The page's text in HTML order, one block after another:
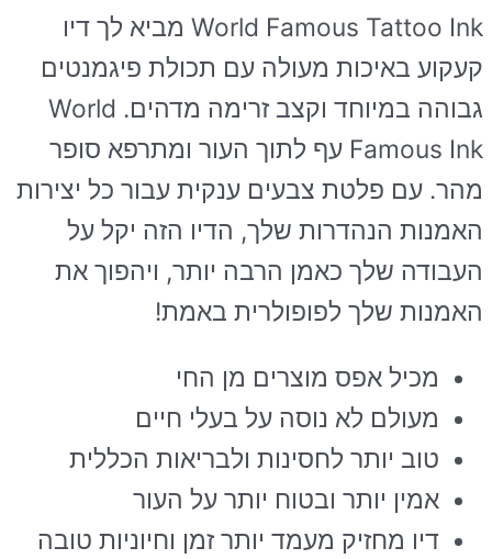
World Famous Tattoo Ink מביא לך דיו
קעקוע באיכות מעולה עם תכולת פיגמנטים
גבוהה במיוחד וקצב זרימה מדהים. World
Famous Ink עף לתוך העור ומתרפא סופר
מהר. עם פלטת צבעים ענקית עבור כל יצירות
האמנות הנהדרות שלך, הדיו הזה יקל על
העבודה שלך כאמן הרבה יותר, ויהפוך את
האמנות שלך לפופולרית באמת!
מכיל אפס מוצרים מן החי
מעולם לא נוסה על בעלי חיים
טוב יותר לחסינות ולבריאות הכללית
אמין יותר ובטוח יותר על העור
דיו מחזיק מעמד יותר זמן וחיוניות טובה